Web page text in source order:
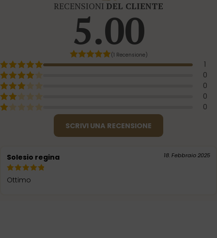
RECENSIONI DEL CLIENTE
5.00
(1 Recensione)
1
0
0
0
0
SCRIVI UNA RECENSIONE
Solesio regina 18. Febbraio 2025
Ottimo